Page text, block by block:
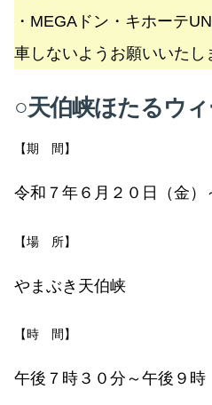
・MEGAドン・キホーテ
車しないようお願いいたし
○天伯峡ほたるウィ
【期 間】
令和７年６月２０日（金）
【場 所】
やまぶき天伯峡
【時 間】
午後７時３０分～午後９時